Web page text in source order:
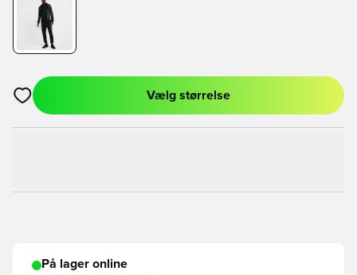
Åbner en Modal til at logge ind eller tilmelde dig som medlem
Vælg størrelse
På lager online